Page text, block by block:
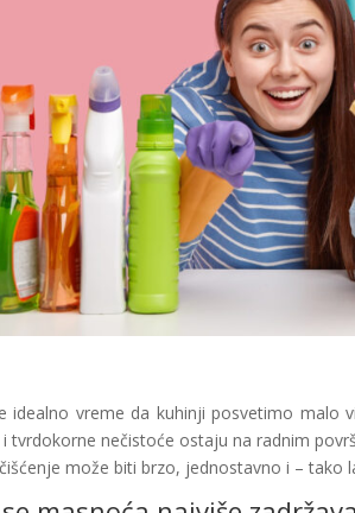
idealno vreme da kuhinji posvetimo malo
tvrdokorne nečistoće ostaju na radnim
može biti brzo, jednostavno i – tako